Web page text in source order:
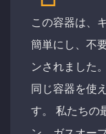
この容器は、
簡単にし、不
ンされました
同じ容器を使
す。 私たちの